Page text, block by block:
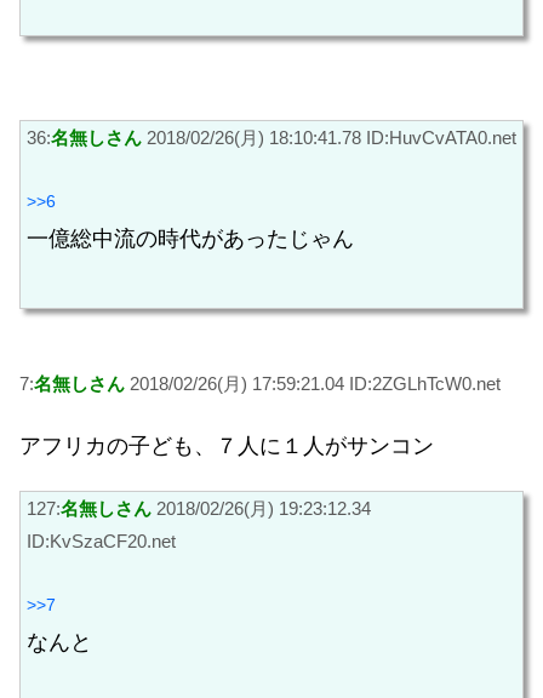
36:名無しさん 2018/02/26(月) 18:10:41.78 ID:HuvCvATA0.net
>>6
一億総中流の時代があったじゃん
7:名無しさん 2018/02/26(月) 17:59:21.04 ID:2ZGLhTcW0.net
アフリカの子ども、７人に１人がサンコン
127:名無しさん 2018/02/26(月) 19:23:12.34
ID:KvSzaCF20.net
>>7
なんと